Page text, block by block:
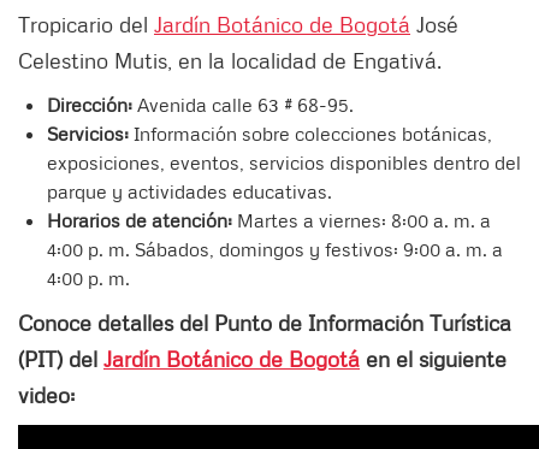
Tropicario del Jardín Botánico de Bogotá José
Celestino Mutis, en la localidad de Engativá.
Dirección: Avenida calle 63 # 68-95.
Servicios: Información sobre colecciones botánicas,
exposiciones, eventos, servicios disponibles dentro del
parque y actividades educativas.
Horarios de atención: Martes a viernes: 8:00 a. m. a
4:00 p. m. Sábados, domingos y festivos: 9:00 a. m. a
4:00 p. m.
Conoce detalles del Punto de Información Turística
(PIT) del Jardín Botánico de Bogotá en el siguiente
video: